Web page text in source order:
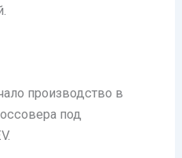
производство в
под